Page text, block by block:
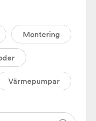
Montering
Värmepumpar